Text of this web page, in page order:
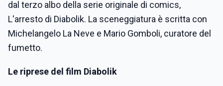
dal terzo albo della serie originale di comics,
L'arresto di Diabolik. La sceneggiatura è scritta con
Michelangelo La Neve e Mario Gomboli, curatore del
fumetto.
Le riprese del film Diabolik